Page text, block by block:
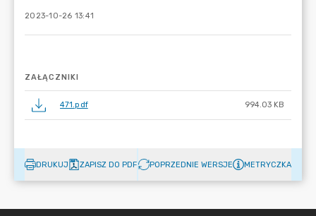
2023-10-26 13:41
ZAŁĄCZNIKI
471.pdf 994.03 KB
DRUKUJ ZAPISZ DO PDF POPRZEDNIE WERSJE METRYCZKA